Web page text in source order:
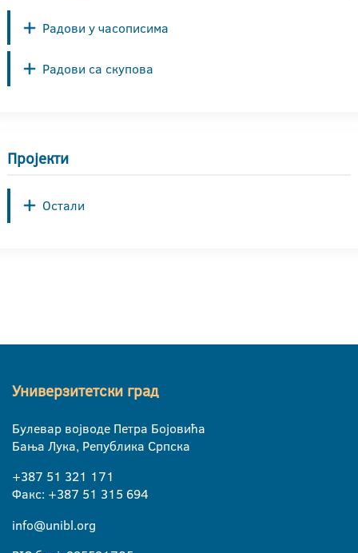
Радови у часописима
Радови са скупова
Пројекти
Остали
Универзитетски град
Булевар војводе Петра Бојовића
Бања Лука, Република Српска
+387 51 321 171
Факс: +387 51 315 694
info@unibl.org